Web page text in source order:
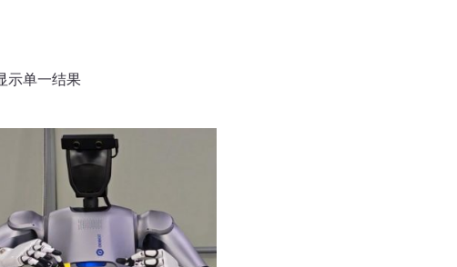
示单一结果